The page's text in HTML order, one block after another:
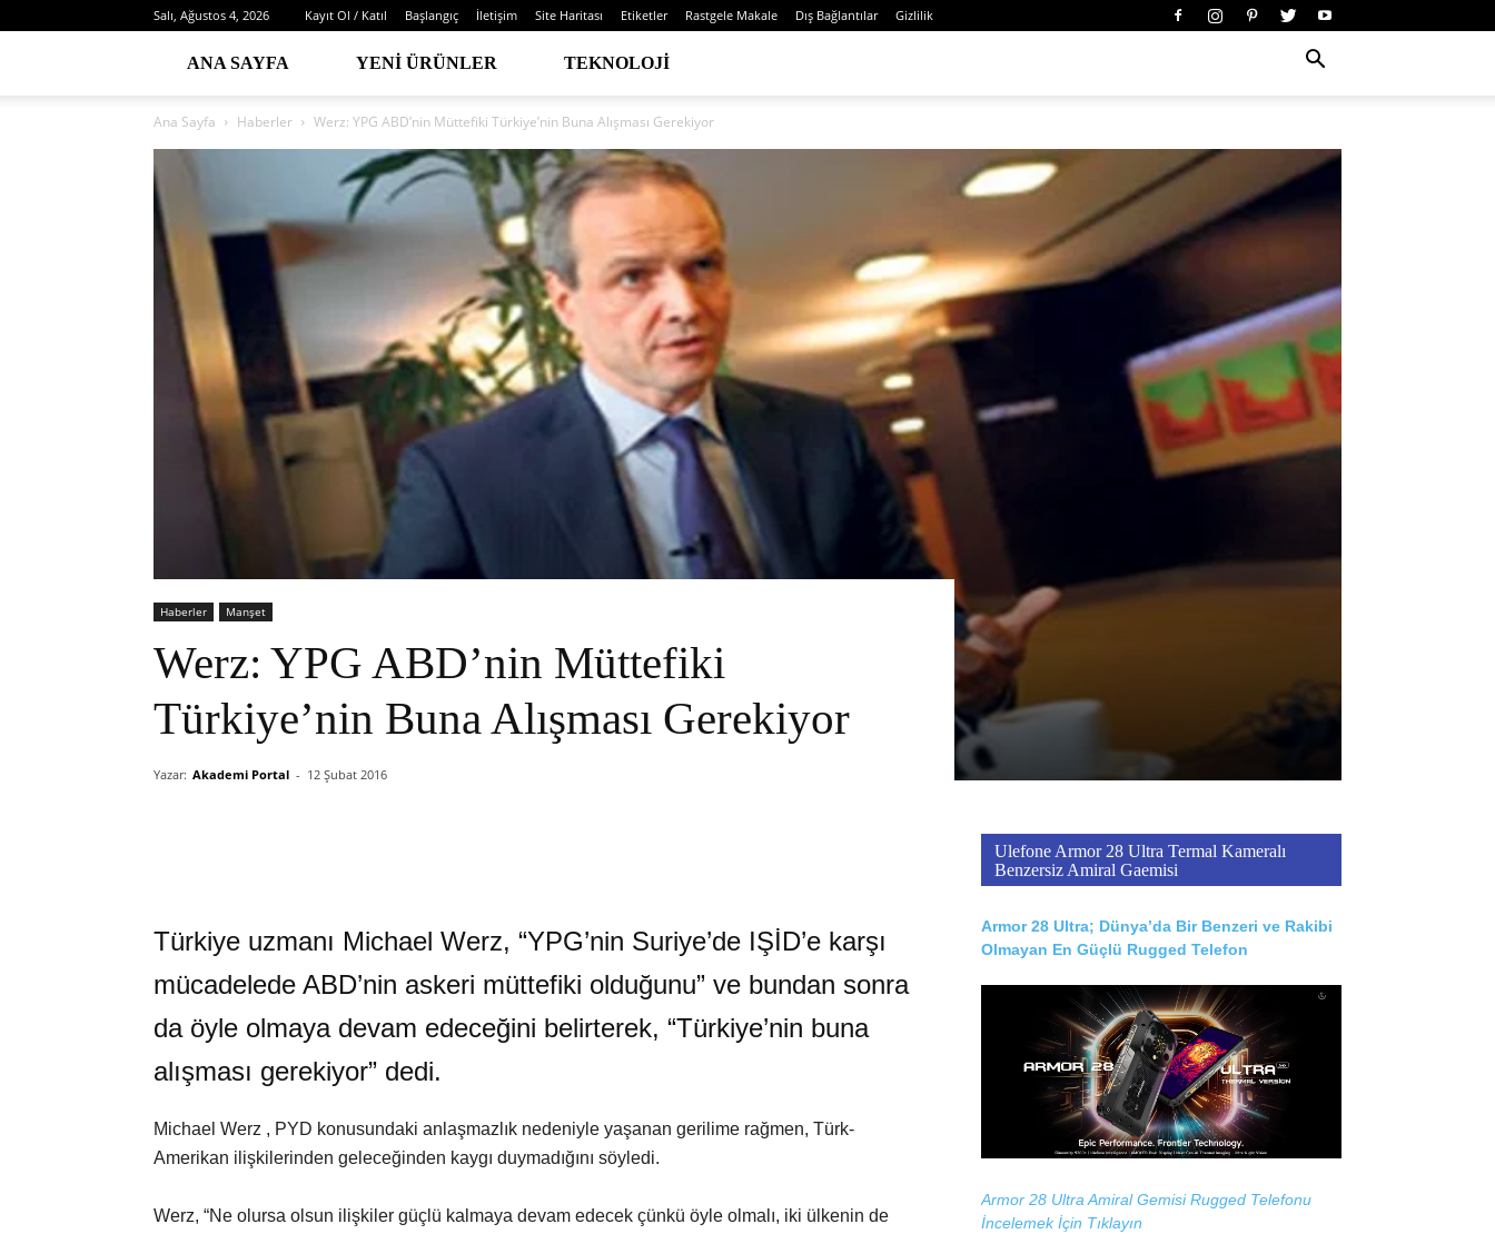
Salı, Ağustos 4, 2026 Kayıt Ol / Katıl Başlangıç İletişim Site Haritası Etiketler Rastgele Makale Dış Bağlantılar Gizlilik
ANA SAYFA YENI ÜRÜNLER TEKNOLOJI
Ana Sayfa Haberler Werz: YPG ABD’nin Müttefiki Türkiye’nin Buna Alışması Gerekiyor
Haberler Manşet
Werz: YPG ABD’nin Müttefiki
Türkiye’nin Buna Alışması Gerekiyor
Yazar: Akademi Portal - 12 Şubat 2016
Türkiye uzmanı Michael Werz, “YPG’nin Suriye’de IŞİD’e karşı
mücadelede ABD’nin askeri müttefiki olduğunu” ve bundan sonra
da öyle olmaya devam edeceğini belirterek, “Türkiye’nin buna
alışması gerekiyor” dedi.
Michael Werz , PYD konusundaki anlaşmazlık nedeniyle yaşanan gerilime rağmen, Türk-
Amerikan ilişkilerinden geleceğinden kaygı duymadığını söyledi.
Werz, “Ne olursa olsun ilişkiler güçlü kalmaya devam edecek çünkü öyle olmalı, iki ülkenin de
Ulefone Armor 28 Ultra Termal Kameralı
Benzersiz Amiral Gaemisi
Armor 28 Ultra; Dünya’da Bir Benzeri ve Rakibi
Olmayan En Güçlü Rugged Telefon
Armor 28 Ultra Amiral Gemisi Rugged Telefonu
İncelemek İçin Tıklayın